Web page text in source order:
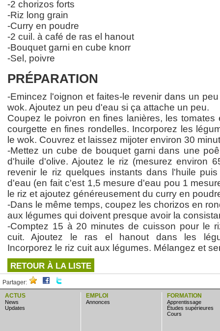
-2 chorizos forts
-Riz long grain
-Curry en poudre
-2 cuil. à café de ras el hanout
-Bouquet garni en cube knorr
-Sel, poivre
PRÉPARATION
-Emincez l'oignon et faites-le revenir dans un
wok. Ajoutez un peu d'eau si ça attache un peu.
Coupez le poivron en fines lanières, les tomates
courgette en fines rondelles. Incorporez les
le wok. Couvrez et laissez mijoter environ 30
-Mettez un cube de bouquet garni dans une
d'huile d'olive. Ajoutez le riz (mesurez environ
revenir le riz quelques instants dans l'huile
d'eau (en fait c'est 1,5 mesure d'eau pou 1
le riz et ajoutez généreusement du curry en
-Dans le même temps, coupez les chorizos en
aux légumes qui doivent presque avoir la
-Comptez 15 à 20 minutes de cuisson pour le
cuit. Ajoutez le ras el hanout dans les
Incorporez le riz cuit aux légumes. Mélangez et
RETOUR À LA LISTE
Partager:
ACTUS
news
updates
EMPLOI
annonces
FORMATION
apprentissage
études supérieures
cours